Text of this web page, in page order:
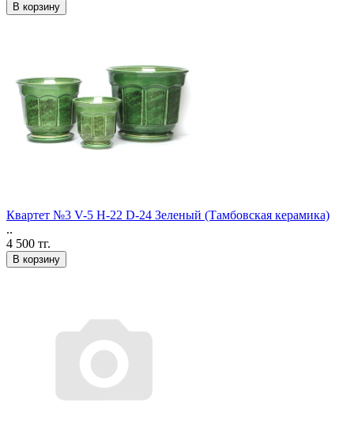
В корзину
Квартет №3 V-5 H-22 D-24 Зеленый (Тамбовская керамика)
..
4 500 тг.
В корзину